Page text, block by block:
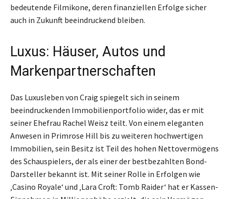
bedeutende Filmikone, deren finanziellen Erfolge sicher
auch in Zukunft beeindruckend bleiben.
Luxus: Häuser, Autos und
Markenpartnerschaften
Das Luxusleben von Craig spiegelt sich in seinem
beeindruckenden Immobilienportfolio wider, das er mit
seiner Ehefrau Rachel Weisz teilt. Von einem eleganten
Anwesen in Primrose Hill bis zu weiteren hochwertigen
Immobilien, sein Besitz ist Teil des hohen Nettovermögens
des Schauspielers, der als einer der bestbezahlten Bond-
Darsteller bekannt ist. Mit seiner Rolle in Erfolgen wie
‚Casino Royale‘ und ‚Lara Croft: Tomb Raider‘ hat er Kassen-